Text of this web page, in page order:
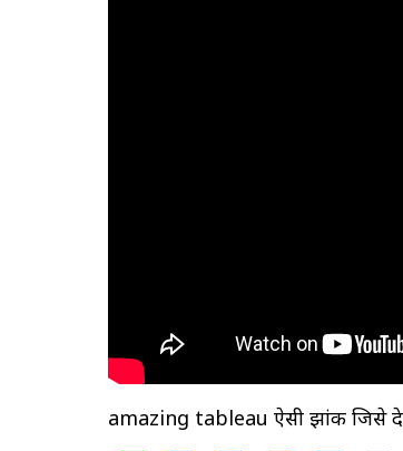
amazing tableau ऐसी झांकी जिसे